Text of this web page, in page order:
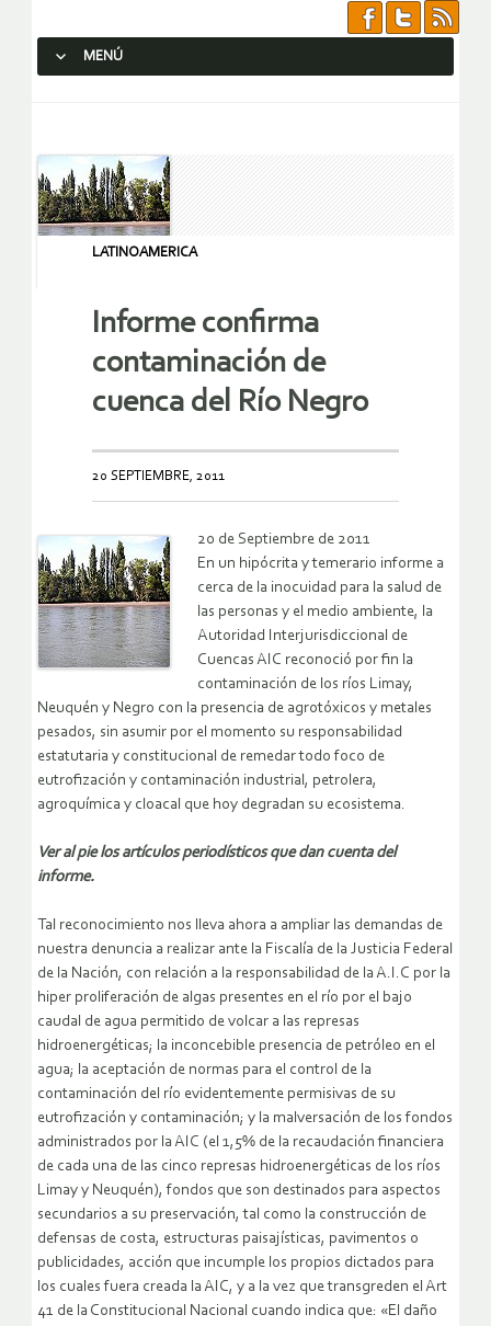
MENÚ
LATINOAMERICA
Informe confirma
contaminación de
cuenca del Río Negro
20 SEPTIEMBRE, 2011
20 de Septiembre de 2011
En un hipócrita y temerario informe a
cerca de la inocuidad para la salud de
las personas y el medio ambiente, la
Autoridad Interjurisdiccional de
Cuencas AIC reconoció por fin la
contaminación de los ríos Limay,
Neuquén y Negro con la presencia de agrotóxicos y metales
pesados, sin asumir por el momento su responsabilidad
estatutaria y constitucional de remedar todo foco de
eutrofización y contaminación industrial, petrolera,
agroquímica y cloacal que hoy degradan su ecosistema.
Ver al pie los artículos periodísticos que dan cuenta del
informe.
Tal reconocimiento nos lleva ahora a ampliar las demandas de
nuestra denuncia a realizar ante la Fiscalía de la Justicia Federal
de la Nación, con relación a la responsabilidad de la A.I.C por la
hiper proliferación de algas presentes en el río por el bajo
caudal de agua permitido de volcar a las represas
hidroenergéticas; la inconcebible presencia de petróleo en el
agua; la aceptación de normas para el control de la
contaminación del río evidentemente permisivas de su
eutrofización y contaminación; y la malversación de los fondos
administrados por la AIC (el 1,5% de la recaudación financiera
de cada una de las cinco represas hidroenergéticas de los ríos
Limay y Neuquén), fondos que son destinados para aspectos
secundarios a su preservación, tal como la construcción de
defensas de costa, estructuras paisajísticas, pavimentos o
publicidades, acción que incumple los propios dictados para
los cuales fuera creada la AIC, y a la vez que transgreden el Art
41 de la Constitucional Nacional cuando indica que: «El daño